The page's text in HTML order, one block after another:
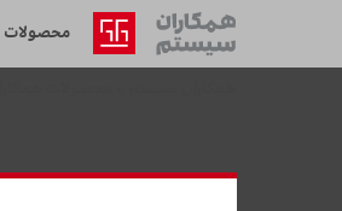
محصولات